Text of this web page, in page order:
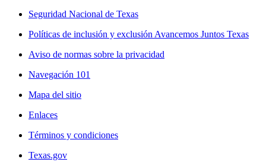
Seguridad Nacional de Texas
Políticas de inclusión y exclusión Avancemos Juntos Texas
Aviso de normas sobre la privacidad
Navegación 101
Mapa del sitio
Enlaces
Términos y condiciones
Texas.gov